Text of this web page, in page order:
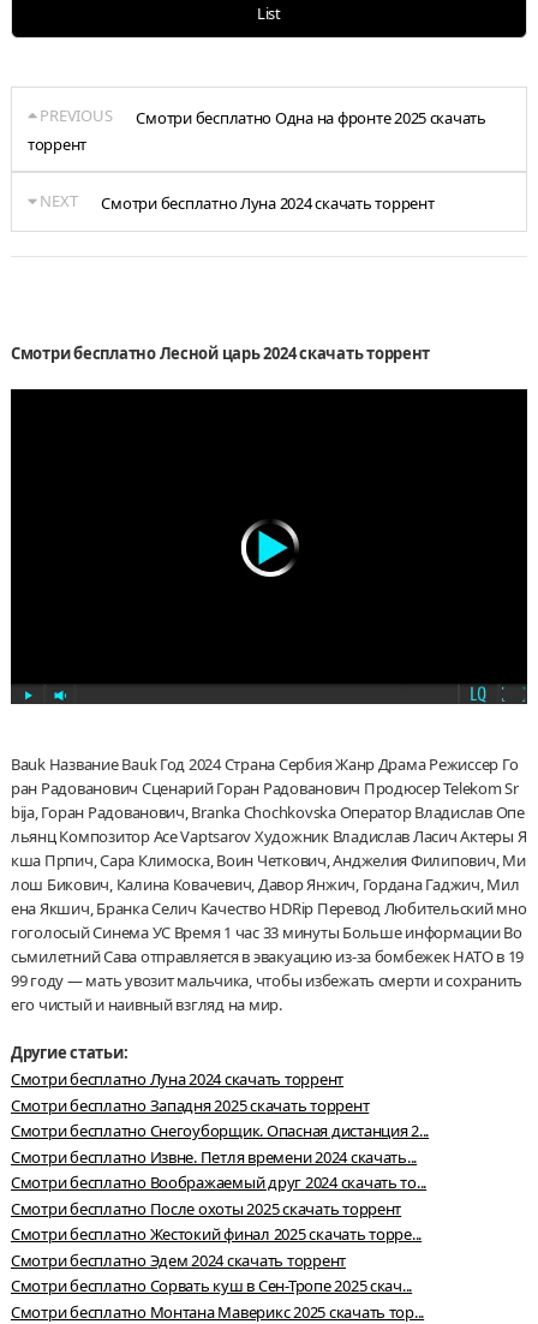
List
PREVIOUS
Смотри бесплатно Одна на фронте 2025 скачать
торрент
NEXT Смотри бесплатно Луна 2024 скачать торрент
Смотри бесплатно Лесной царь 2024 скачать торрент
Bauk Название Bauk Год 2024 Страна Сербия Жанр Драма Режиссер Го
ран Радованович Сценарий Горан Радованович Продюсер Telekom Sr
bija, Горан Радованович, Branka Chochkovska Оператор Владислав Опе
льянц Композитор Ace Vaptsarov Художник Владислав Ласич Актеры Я
кша Прпич, Сара Климоска, Воин Четкович, Анджелия Филипович, Ми
лош Бикович, Калина Ковачевич, Давор Янжич, Гордана Гаджич, Мил
ена Якшич, Бранка Селич Качество HDRip Перевод Любительский мно
гоголосый Синема УС Время 1 час 33 минуты Больше информации Во
сьмилетний Сава отправляется в эвакуацию из-за бомбежек НАТО в 19
99 году — мать увозит мальчика, чтобы избежать смерти и сохранить
его чистый и наивный взгляд на мир.
Другие статьи:
Смотри бесплатно Луна 2024 скачать торрент
Смотри бесплатно Западня 2025 скачать торрент
Смотри бесплатно Снегоуборщик. Опасная дистанция 2...
Смотри бесплатно Извне. Петля времени 2024 скачать...
Смотри бесплатно Воображаемый друг 2024 скачать то...
Смотри бесплатно После охоты 2025 скачать торрент
Смотри бесплатно Жестокий финал 2025 скачать торре...
Смотри бесплатно Эдем 2024 скачать торрент
Смотри бесплатно Сорвать куш в Сен-Тропе 2025 скач...
Смотри бесплатно Монтана Маверикс 2025 скачать тор...